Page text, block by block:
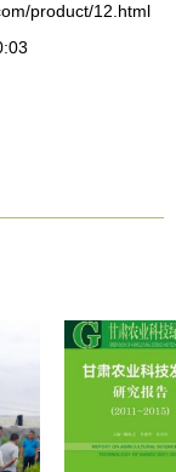
product/12.html